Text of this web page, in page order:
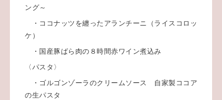
ング～
・ココナッツを纏ったアランチーニ（ライスコロッ
ケ）
・国産豚ばら肉の８時間赤ワイン煮込み
〈パスタ〉
・ゴルゴンゾーラのクリームソース 自家製ココア
の生パスタ